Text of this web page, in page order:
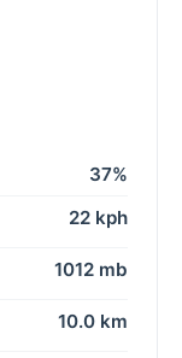
37%
22 kph
1012 mb
10.0 km